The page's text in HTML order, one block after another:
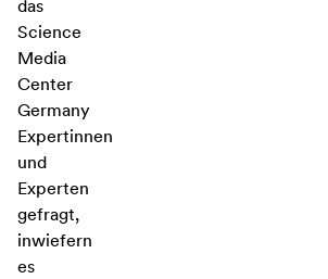
das
Science
Media
Center
Germany
Expertinnen
und
Experten
gefragt,
inwiefern
es